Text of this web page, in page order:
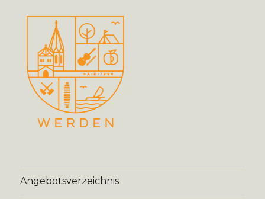
Angebotsverzeichnis